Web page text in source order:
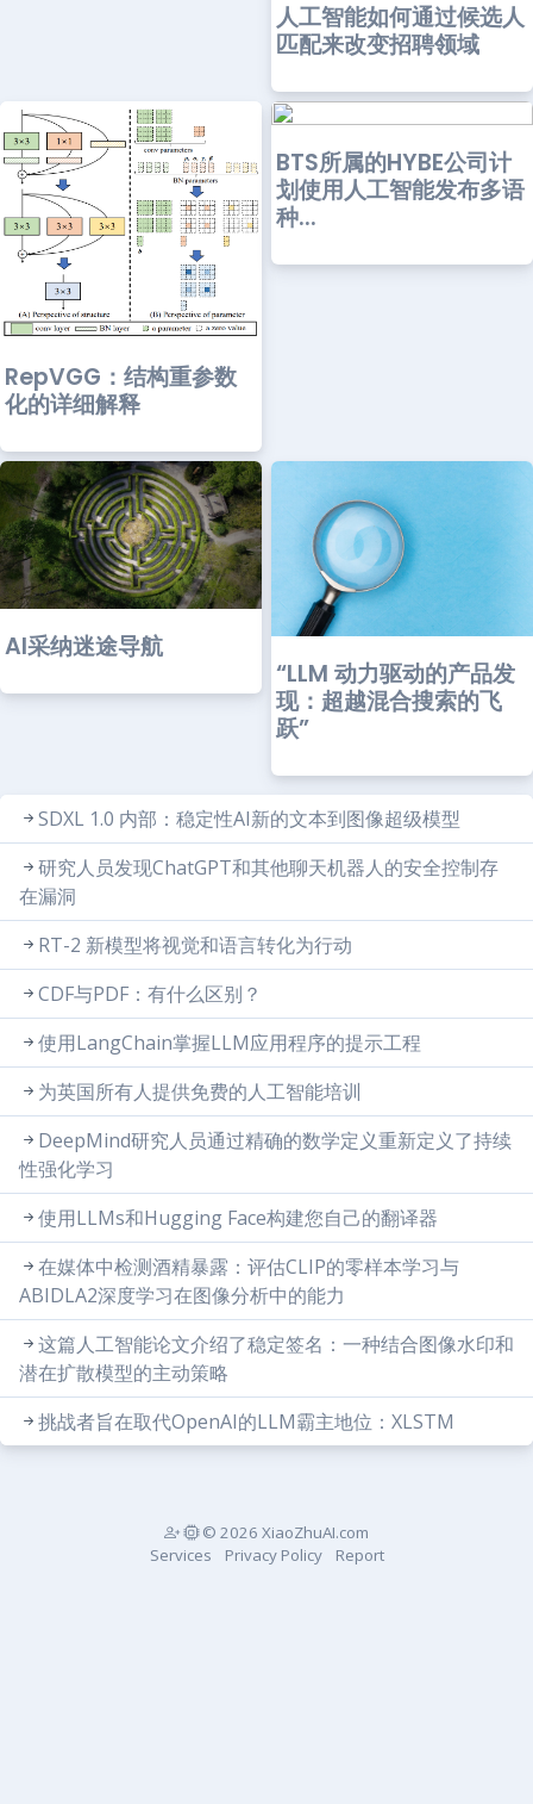
人工智能如何通过候选人
匹配来改变招聘领域
RepVGG：结构重参数
化的详细解释
BTS所属的HYBE公司计
划使用人工智能发布多语
种...
AI采纳迷途导航
“LLM 动力驱动的产品发
现：超越混合搜索的飞
跃”
SDXL 1.0 内部：稳定性AI新的文本到图像超级模型
研究人员发现ChatGPT和其他聊天机器人的安全控制存
在漏洞
RT-2 新模型将视觉和语言转化为行动
CDF与PDF：有什么区别？
使用LangChain掌握LLM应用程序的提示工程
为英国所有人提供免费的人工智能培训
DeepMind研究人员通过精确的数学定义重新定义了持续
性强化学习
使用LLMs和Hugging Face构建您自己的翻译器
在媒体中检测酒精暴露：评估CLIP的零样本学习与
ABIDLA2深度学习在图像分析中的能力
这篇人工智能论文介绍了稳定签名：一种结合图像水印和
潜在扩散模型的主动策略
挑战者旨在取代OpenAI的LLM霸主地位：XLSTM
© 2026 XiaoZhuAI.com
Services
Privacy Policy Report